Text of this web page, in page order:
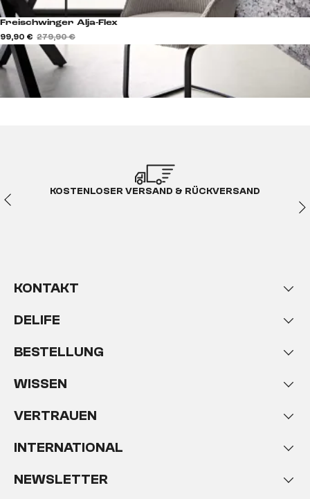
Freischwinger Alja-Flex
99,90 € 279,90 €
KOSTENLOSER VERSAND & RÜCKVERSAND
KONTAKT
DELIFE
BESTELLUNG
WISSEN
VERTRAUEN
INTERNATIONAL
NEWSLETTER